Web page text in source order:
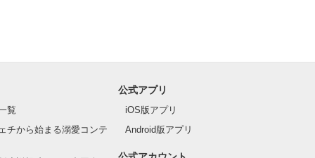
覧
チから始まる溺愛コンテ
公式アプリ
iOS版アプリ
Android版アプリ